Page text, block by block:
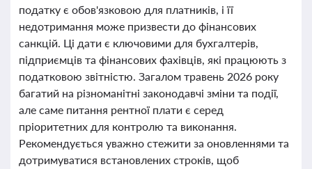
податку є обов'язковою для платників, і її
недотримання може призвести до фінансових
санкцій. Ці дати є ключовими для бухгалтерів,
підприємців та фінансових фахівців, які працюють з
податковою звітністю. Загалом травень 2026 року
багатий на різноманітні законодавчі зміни та події,
але саме питання рентної плати є серед
пріоритетних для контролю та виконання.
Рекомендується уважно стежити за оновленнями та
дотримуватися встановлених строків, щоб